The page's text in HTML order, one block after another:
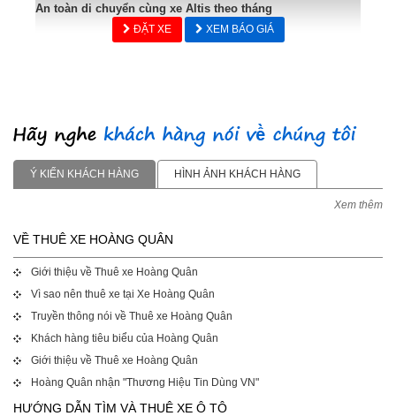
An toàn di chuyển cùng xe Altis theo tháng
ĐẶT XE XEM BÁO GIÁ
Ý KIẾN KHÁCH HÀNG HÌNH ẢNH KHÁCH HÀNG
Xem thêm
VỀ THUÊ XE HOÀNG QUÂN
Giới thiệu về Thuê xe Hoàng Quân
Vì sao nên thuê xe tại Xe Hoàng Quân
Truyền thông nói về Thuê xe Hoàng Quân
Khách hàng tiêu biểu của Hoàng Quân
Giới thiệu về Thuê xe Hoàng Quân
Hoàng Quân nhận "Thương Hiệu Tin Dùng VN"
HƯỚNG DẪN TÌM VÀ THUÊ XE Ô TÔ